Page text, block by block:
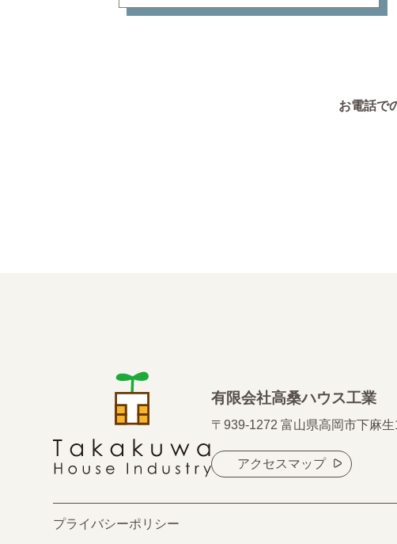
お電話で
有限会社高桑ハウス工業
〒939-1272 富山県高岡市下麻生
アクセスマップ
プライバシーポリシー